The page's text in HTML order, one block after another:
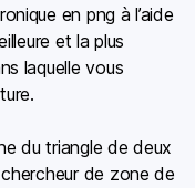
en png à l’aide
et la plus
laquelle vous
du triangle de deux
de zone de